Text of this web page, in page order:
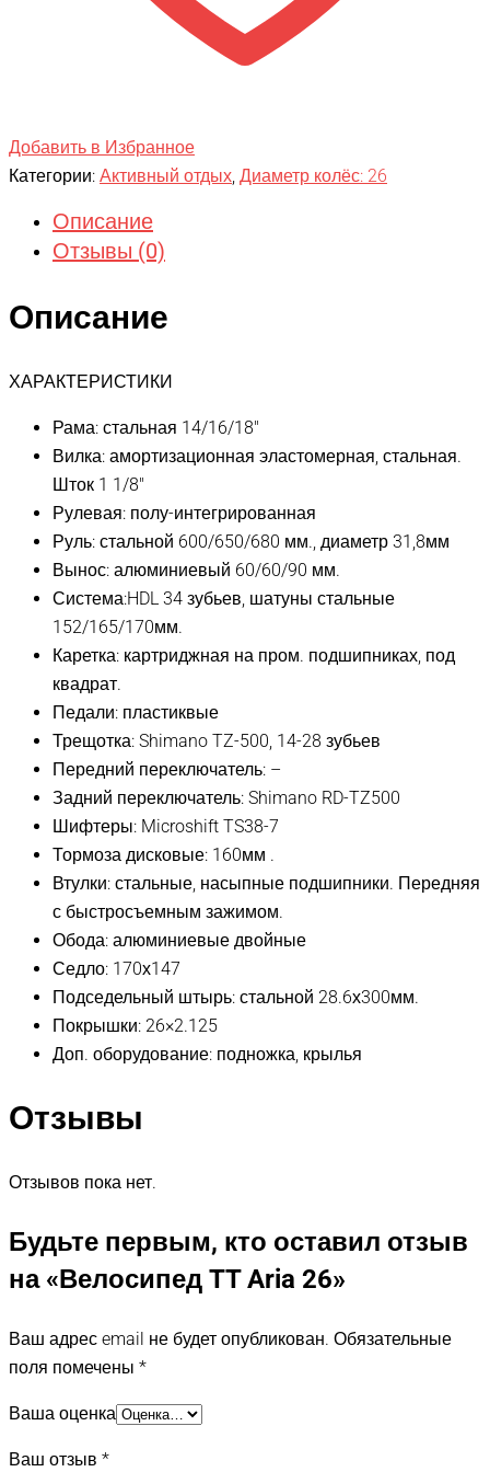
Добавить в Избранное
Категории: Активный отдых Диаметр колёс: 26
Описание
Отзывы (0)
Описание
ХАРАКТЕРИСТИКИ
Рама: стальная 14/16/18″
Вилка: амортизационная эластомерная, стальная.
Шток 1 1/8″
Рулевая: полу-интегрированная
Руль: стальной 600/650/680 мм., диаметр 31,8мм
Вынос: алюминиевый 60/60/90 мм.
Система:HDL 34 зубьев, шатуны стальные
152/165/170мм.
Каретка: картриджная на пром. подшипниках, под
квадрат.
Педали: пластиквые
Трещотка: Shimano TZ-500, 14-28 зубьев
Передний переключатель: –
Задний переключатель: Shimano RD-TZ500
Шифтеры: Microshift TS38-7
Тормоза дисковые: 160мм .
Втулки: стальные, насыпные подшипники. Передняя
с быстросъемным зажимом.
Обода: алюминиевые двойные
Седло: 170х147
Подседельный штырь: стальной 28.6х300мм.
Покрышки: 26×2.125
Доп. оборудование: подножка, крылья
Отзывы
Отзывов пока нет.
Будьте первым, кто оставил отзыв
на «Велосипед TT Aria 26»
Ваш адрес email не будет опубликован. Обязательные
поля помечены *
Ваша оценка
Ваш отзыв *